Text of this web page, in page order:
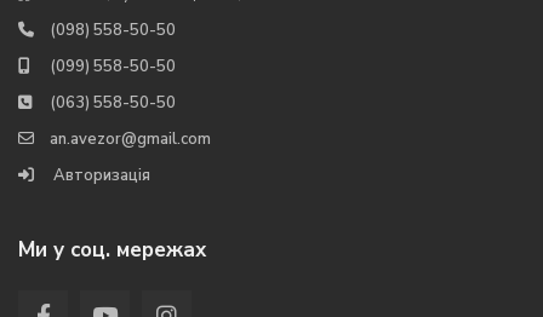
(098) 558-50-50
(099) 558-50-50
(063) 558-50-50
an.avezor@gmail.com
Авторизація
Ми у соц. мережах